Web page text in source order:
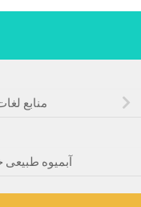
منابع لغات
آبمیوه